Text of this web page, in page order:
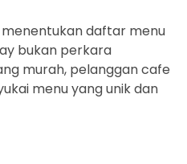
daftar menu
bukan perkara
murah, pelanggan cafe
menu yang unik dan